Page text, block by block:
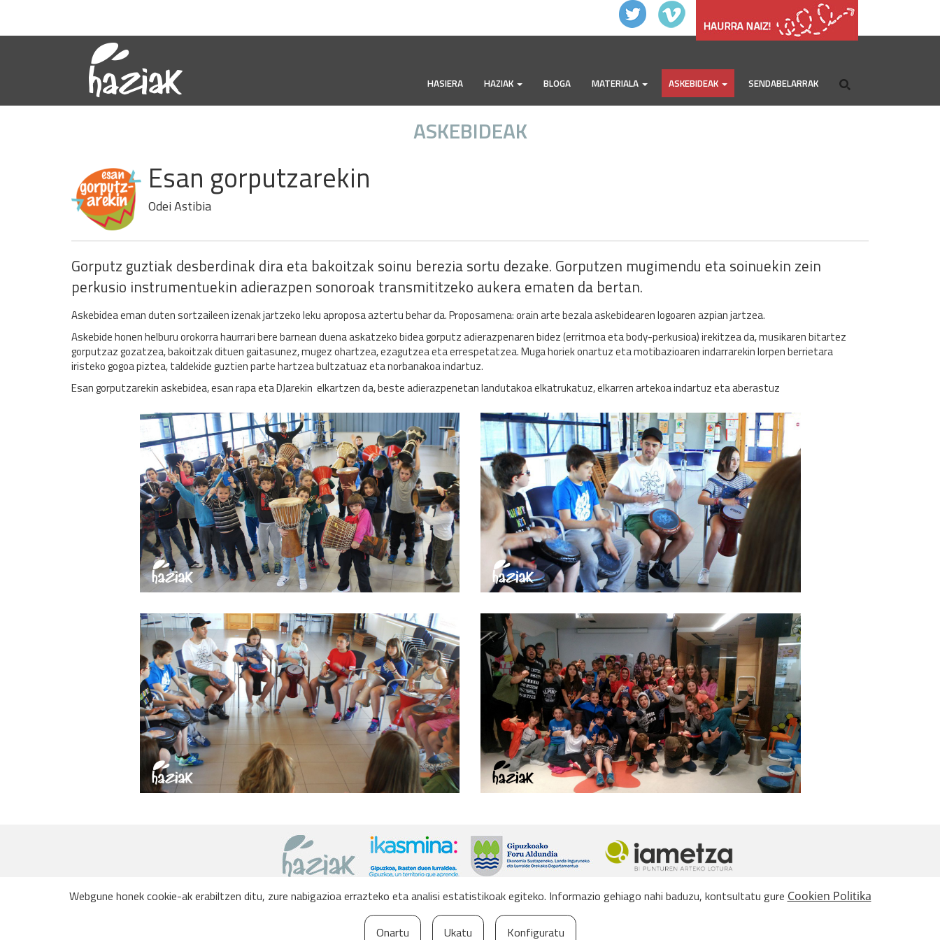
HASIERA HAZIAK BLOGA MATERIALA ASKEBIDEAK SENDABELARRAK
ASKEBIDEAK
Esan gorputzarekin
Odei Astibia
Gorputz guztiak desberdinak dira eta bakoitzak soinu berezia sortu dezake. Gorputzen mugimendu eta soinuekin zein
perkusio instrumentuekin adierazpen sonoroak transmititzeko aukera ematen da bertan.
Askebidea eman duten sortzaileen izenak jartzeko leku aproposa aztertu behar da. Proposamena: orain arte bezala askebidearen logoaren azpian jartzea.
Askebide honen helburu orokorra haurrari bere barnean duena askatzeko bidea gorputz adierazpenaren bidez (erritmoa eta body-perkusioa) irekitzea da, musikaren bitartez
gorputzaz gozatzea, bakoitzak dituen gaitasunez, mugez ohartzea, ezagutzea eta errespetatzea. Muga horiek onartuz eta motibazioaren indarrarekin lorpen berrietara
iristeko gogoa piztea, taldekide guztien parte hartzea bultzatuaz eta norbanakoa indartuz.
Esan gorputzarekin askebidea, esan rapa eta DJarekin elkartzen da, beste adierazpenetan landutakoa elkatrukatuz, elkarren artekoa indartuz eta aberastuz
Creative Commons BY-NC-SA 3.0
Webgune honetan dagoen edukia kopiatu, banatu, lan eratorriak sortu eta jendaurrean zabal ditzakezu, beti ere egiletza aitortuz eta baldintza beretan egiten baduzu.
Webgune honek cookie-ak erabiltzen ditu, zure nabigazioa errazteko eta analisi estatistikoak egiteko. Informazio gehiago nahi baduzu, kontsultatu gure Cookien Politika
Onartu Ukatu Konfiguratu